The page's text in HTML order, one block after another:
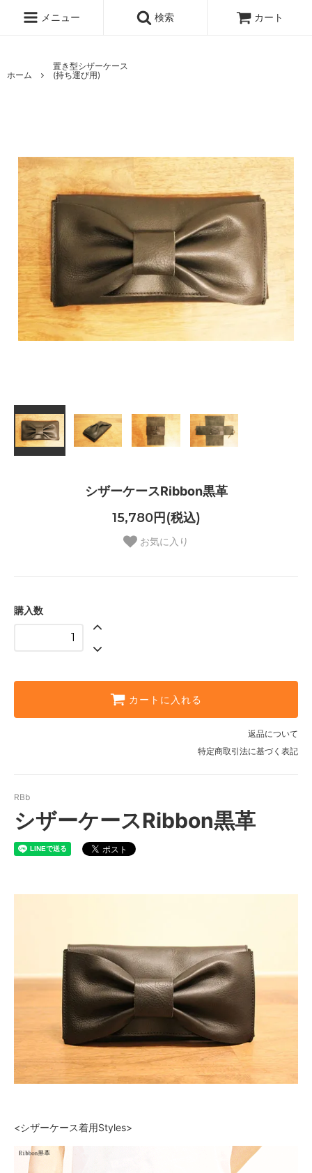
メニュー 検索 カート
ホーム
置き型シザーケース
(持ち運び用)
シザーケースRibbon黒革
15,780円(税込)
お気に入り
購入数
カートに入れる
返品について
特定商取引法に基づく表記
RBb
シザーケースRibbon黒革
<シザーケース着用Styles>